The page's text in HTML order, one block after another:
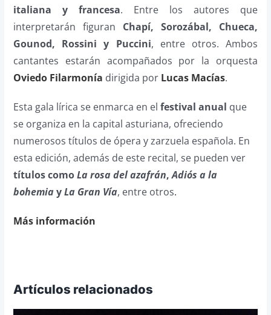
italiana y francesa. Entre los autores que
interpretarán figuran Chapí, Sorozábal, Chueca,
Gounod, Rossini y Puccini, entre otros. Ambos
cantantes estarán acompañados por la orquesta
Oviedo Filarmonía dirigida por Lucas Macías.
Esta gala lírica se enmarca en el festival anual que
se organiza en la capital asturiana, ofreciendo
numerosos títulos de ópera y zarzuela española. En
esta edición, además de este recital, se pueden ver
títulos comoLa rosa del azafrán,Adiós a la
bohemiayLa Gran Vía, entre otros.
Más información
Artículos relacionados